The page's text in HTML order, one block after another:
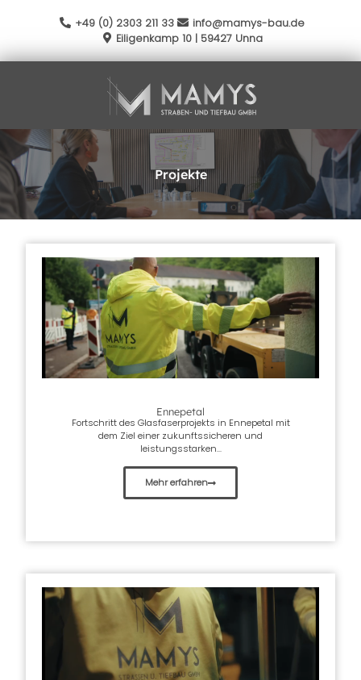
+49 (0) 2303 211 33
info@mamys-bau.de
Eiligenkamp 10 | 59427 Unna
Projekte
Ennepetal
Fortschritt des Glasfaserprojekts in Ennepetal mit
dem Ziel einer zukunftssicheren und
leistungsstarken...
Mehr erfahren